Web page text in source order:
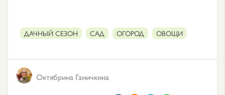
ДАЧНЫЙ СЕЗОН САД ОГОРОД ОВОЩИ
Октябрина Ганичкина